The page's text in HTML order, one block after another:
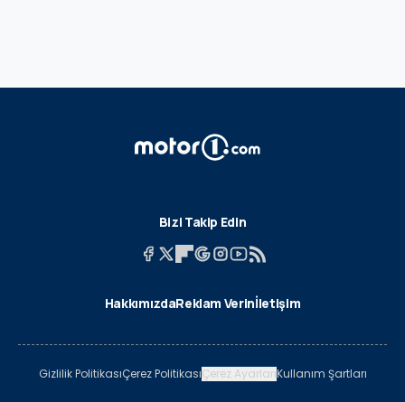
Bizi Takip Edin
HakkımızdaReklam Verinİletişim
Gizlilik PolitikasıÇerez PolitikasıÇerez AyarlarıKullanım Şartları